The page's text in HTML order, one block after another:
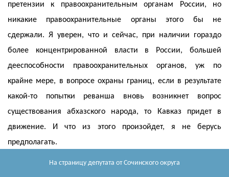
На страницу депутата от Сочинского округа
претензии к правоохранительным органам России, но
никакие правоохранительные органы этого бы не
сдержали. Я уверен, что и сейчас, при наличии гораздо
более концентрированной власти в России, большей
дееспособности правоохранительных органов, уж по
крайне мере, в вопросе охраны границ, если в результате
какой-то попытки реванша вновь возникнет вопрос
существования абхазского народа, то Кавказ придет в
движение. И что из этого произойдет, я не берусь
предполагать.